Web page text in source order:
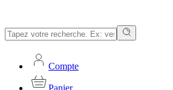
Compte
Panier